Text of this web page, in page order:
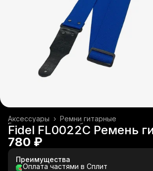
Ремни гитарные
Аксессуары ›
Гитары и гитарное оборудование
Музыкальные инструменты
Главная ›
Fidel FL0022C Ремень
780 ₽
Преимущества
Оплата частями в Сплит